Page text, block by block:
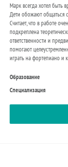
Марк всегда хотел быть
Дети обожают общаться
Считает, что в работе
подкреплена
ответственности и
помогают
играть на фортепиано и
Образование
Специализация